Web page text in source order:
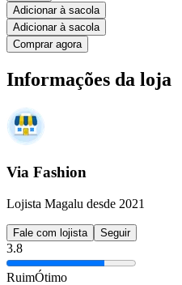
Adicionar à sacola
Adicionar à sacola
Comprar agora
Informações da loja
Via Fashion
Lojista Magalu desde 2021
Fale com lojista Seguir
3.8
RuimÓtimo